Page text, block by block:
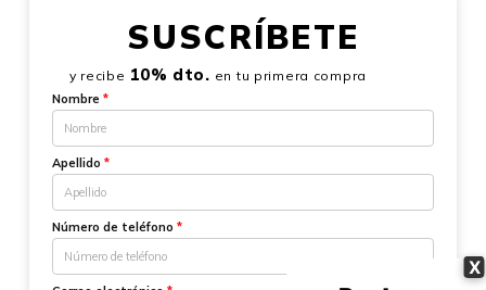
X
SUSCRÍBETE
y recibe 10% dto. en tu primera compra
Nombre *
Apellido *
Número de teléfono *